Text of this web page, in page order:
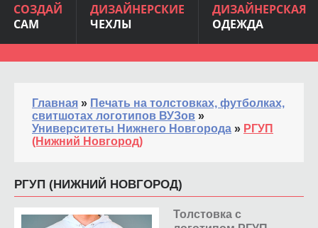
СОЗДАЙ
САМ
ДИЗАЙНЕРСКИЕ
ЧЕХЛЫ
ДИЗАЙНЕРСКАЯ
ОДЕЖДА
Главная » Печать на толстовках, футболках,
свитшотах логотипов ВУЗов »
Университеты Нижнего Новгорода » РГУП
(Нижний Новгород)
РГУП (НИЖНИЙ НОВГОРОД)
Толстовка с